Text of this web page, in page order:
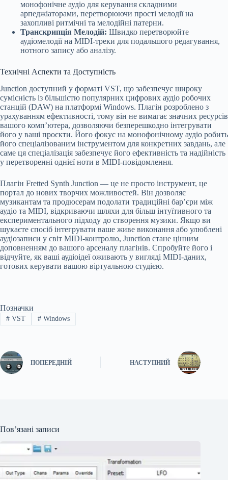
монофонічне аудіо для керування складними
арпеджіаторами, перетворюючи прості мелодії на
захопливі ритмічні та мелодійні патерни.
Транскрипція Мелодій: Швидко перетворюйте
аудіомелодії на MIDI-треки для подальшого редагування,
нотного запису або аналізу.
Технічні Аспекти та Доступність
Junction доступний у форматі VST, що забезпечує широку
сумісність із більшістю популярних цифрових аудіо робочих
станцій (DAW) на платформі Windows. Плагін розроблено з
урахуванням ефективності, тому він не вимагає значних ресурсів
вашого комп’ютера, дозволяючи безперешкодно інтегрувати
його у ваші проєкти. Його фокус на монофонічному аудіо робить
його спеціалізованим інструментом для конкретних завдань, але
саме ця спеціалізація забезпечує його ефективність та надійність
у перетворенні однієї ноти в MIDI-повідомлення.
Плагін Fretted Synth Junction — це не просто інструмент, це
портал до нових творчих можливостей. Він дозволяє
музикантам та продюсерам подолати традиційні бар’єри між
аудіо та MIDI, відкриваючи шляхи для більш інтуїтивного та
експериментального підходу до створення музики. Якщо ви
шукаєте спосіб інтегрувати ваше живе виконання або улюблені
аудіозаписи у світ MIDI-контролю, Junction стане цінним
доповненням до вашого арсеналу плагінів. Спробуйте його і
відчуйте, як ваші аудіоідеї оживають у вигляді MIDI-даних,
готових керувати вашою віртуальною студією.
Позначки
#VST #Windows
ПОПЕРЕДНІЙ НАСТУПНИЙ
Пов’язані записи